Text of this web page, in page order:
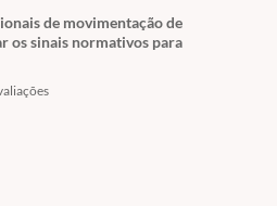
de movimentação de
os sinais normativos para